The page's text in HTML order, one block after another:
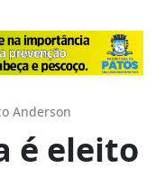
Anderson
é eleito